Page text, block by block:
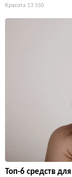
Красота 13 550
Топ-6 средств